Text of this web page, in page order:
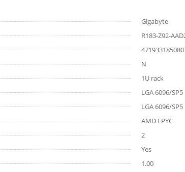
Gigabyte
R183-Z92-
N
1U rack
LGA 6096/SP5
LGA 6096/SP5
AMD EPYC
2
Yes
1.00